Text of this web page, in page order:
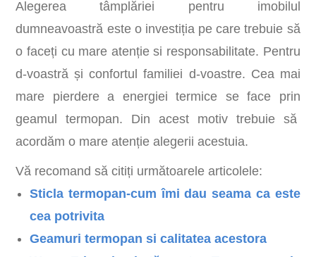
Alegerea tâmplăriei pentru imobilul
dumneavoastră este o investiția pe care trebuie să
o faceți cu mare atenție si responsabilitate. Pentru
d-voastră și confortul familiei d-voastre. Cea mai
mare pierdere a energiei termice se face prin
geamul termopan. Din acest motiv trebuie să
acordăm o mare atenție alegerii acestuia.
Vă recomand să citiți următoarele articolele:
Sticla termopan-cum îmi dau seama ca este
cea potrivita
Geamuri termopan si calitatea acestora